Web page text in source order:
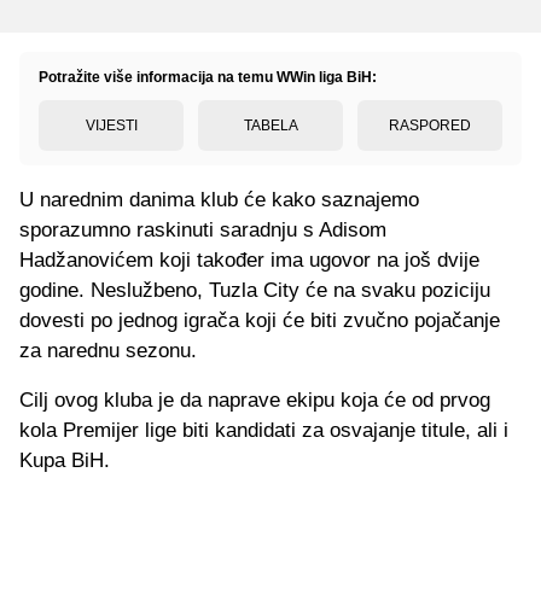
Potražite više informacija na temu WWin liga BiH:
VIJESTI TABELA RASPORED
U narednim danima klub će kako saznajemo
sporazumno raskinuti saradnju s Adisom
Hadžanovićem koji također ima ugovor na još dvije
godine. Neslužbeno, Tuzla City će na svaku poziciju
dovesti po jednog igrača koji će biti zvučno pojačanje
za narednu sezonu.
Cilj ovog kluba je da naprave ekipu koja će od prvog
kola Premijer lige biti kandidati za osvajanje titule, ali i
Kupa BiH.